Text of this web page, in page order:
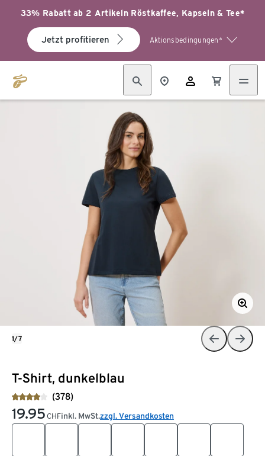
33% Rabatt ab 2 Artikeln Röstkaffee, Kapseln & Tee*
Jetzt profitieren Aktionsbedingungen*
T-Shirt, dunkelblau
(378)
19.95 CHFinkl. MwSt.zzgl. Versandkosten
1/7